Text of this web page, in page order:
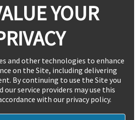
YOUR
and other technologies to enhance
on the Site, including delivering
By continuing to use the Site you
our service providers may use this
with our privacy policy.